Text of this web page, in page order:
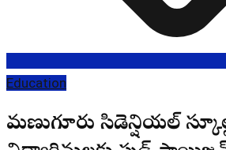
Education
మణుగూరు రెసిడెన్షియల్